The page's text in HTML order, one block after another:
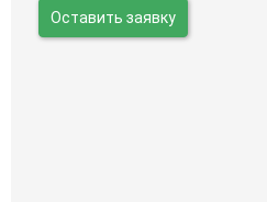
Оставить заявку